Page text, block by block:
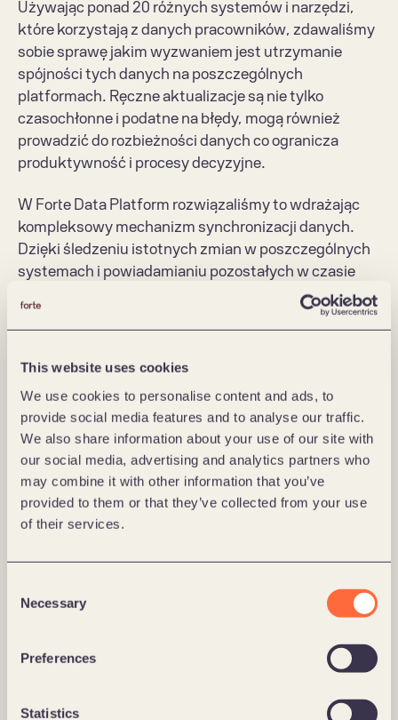
This website uses cookies
We use cookies to personalise content and ads, to
provide social media features and to analyse our traffic.
We also share information about your use of our site with
our social media, advertising and analytics partners who
may combine it with other information that you’ve
provided to them or that they’ve collected from your use
of their services.
Selection
Necessary
Preferences
Statistics
Używając ponad 20 różnych systemów i narzędzi,
które korzystają z danych pracowników, zdawaliśmy
sobie sprawę jakim wyzwaniem jest utrzymanie
spójności tych danych na poszczególnych
platformach. Ręczne aktualizacje są nie tylko
czasochłonne i podatne na błędy, mogą również
prowadzić do rozbieżności danych co ogranicza
produktywność i procesy decyzyjne.
W Forte Data Platform rozwiązaliśmy to wdrażając
kompleksowy mechanizm synchronizacji danych.
Dzięki śledzeniu istotnych zmian w poszczególnych
systemach i powiadamianiu pozostałych w czasie
rzeczywistym nasze rozwiązanie zapewnia
jednoczesną aktualizację wszystkim zintegrowanym
dopilnowywania aktualizacji i minimalizuje ryzyko
usprawnienie procesów zarządzania danymi.